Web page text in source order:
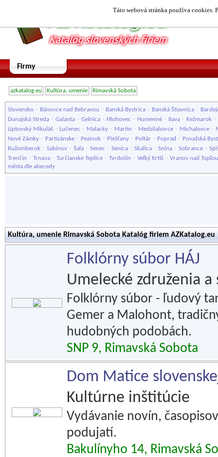
Táto webová stránka používa cookies.
Firmy
azkatalog.eu Kultúra, umenie Rimavská Sobota
Slovensko - Bánovce nad Bebravou - Banská Bystrica - Banská Štiavnica -
Dunajská Streda - Galanta - Gelnica - Hlohovec - Humenné - Ilava - Kežmarok -
Liptovský Mikuláš - Lučenec - Malacky - Martin - Medzilaborce - Michalovce -
Nové Zámky - Partizánske - Pezinok - Piešťany - Poltár - Poprad - Považská
Ružomberok - Sabinov - Šaľa - Senec - Senica - Skalica - Snina - Sobrance -
Trenčín - Trnava - Turčianske Teplice - Tvrdošín - Veľký Krtíš - Vranov nad Topľou
města dle abecedy
Kultúra, umenie Rimavská Sobota Katalóg firiem AZKatalog.eu
Folklórny súbor HÁJ
Umelecké združenia a
Folklórny súbor - ľudový
Gemer a Malohont,
hudobných podobách.
SNP 9, Rimavská Sobota
Dom Matice
Kultúrne inštitúcie
Vydávanie novín,
podujatí.
Bakulínyho 14, Rimavská